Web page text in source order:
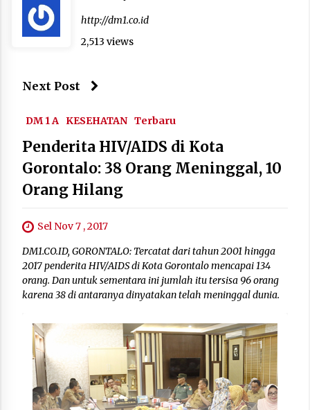
http://dm1.co.id
2,513 views
Next Post
DM 1 A KESEHATAN Terbaru
Penderita HIV/AIDS di Kota
Gorontalo: 38 Orang Meninggal, 10
Orang Hilang
Sel Nov 7 , 2017
DM1.CO.ID, GORONTALO: Tercatat dari tahun 2001 hingga
2017 penderita HIV/AIDS di Kota Gorontalo mencapai 134
orang. Dan untuk sementara ini jumlah itu tersisa 96 orang
karena 38 di antaranya dinyatakan telah meninggal dunia.